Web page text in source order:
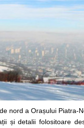
nord a Orașului Piatra-
și detalii folositoare